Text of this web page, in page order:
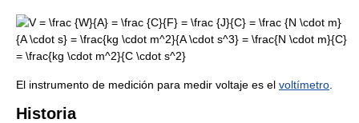
El instrumento de medición para medir voltaje es el voltímetro
Historia